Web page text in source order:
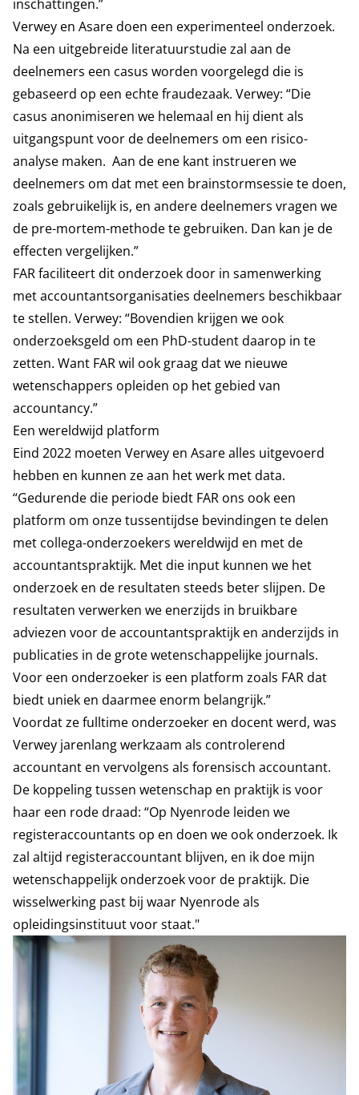
inschattingen.”
Verwey en Asare doen een experimenteel onderzoek.
Na een uitgebreide literatuurstudie zal aan de
deelnemers een casus worden voorgelegd die is
gebaseerd op een echte fraudezaak. Verwey: “Die
casus anonimiseren we helemaal en hij dient als
uitgangspunt voor de deelnemers om een risico-
analyse maken. Aan de ene kant instrueren we
deelnemers om dat met een brainstormsessie te doen,
zoals gebruikelijk is, en andere deelnemers vragen we
de pre-mortem-methode te gebruiken. Dan kan je de
effecten vergelijken.”
FAR faciliteert dit onderzoek door in samenwerking
met accountantsorganisaties deelnemers beschikbaar
te stellen. Verwey: “Bovendien krijgen we ook
onderzoeksgeld om een PhD-student daarop in te
zetten. Want FAR wil ook graag dat we nieuwe
wetenschappers opleiden op het gebied van
accountancy.”
Een wereldwijd platform
Eind 2022 moeten Verwey en Asare alles uitgevoerd
hebben en kunnen ze aan het werk met data.
“Gedurende die periode biedt FAR ons ook een
platform om onze tussentijdse bevindingen te delen
met collega-onderzoekers wereldwijd en met de
accountantspraktijk. Met die input kunnen we het
onderzoek en de resultaten steeds beter slijpen. De
resultaten verwerken we enerzijds in bruikbare
adviezen voor de accountantspraktijk en anderzijds in
publicaties in de grote wetenschappelijke journals.
Voor een onderzoeker is een platform zoals FAR dat
biedt uniek en daarmee enorm belangrijk.”
Voordat ze fulltime onderzoeker en docent werd, was
Verwey jarenlang werkzaam als controlerend
accountant en vervolgens als forensisch accountant.
De koppeling tussen wetenschap en praktijk is voor
haar een rode draad: “Op Nyenrode leiden we
registeraccountants op en doen we ook onderzoek. Ik
zal altijd registeraccountant blijven, en ik doe mijn
wetenschappelijk onderzoek voor de praktijk. Die
wisselwerking past bij waar Nyenrode als
opleidingsinstituut voor staat."